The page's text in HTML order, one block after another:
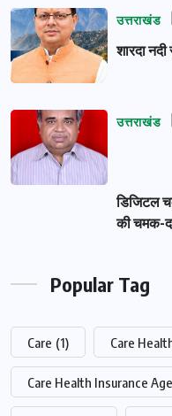
उत्तराखंड
शारदा
उत्तराखंड
डिजिटल
की चमक-
Popular Tag
Care (1) Care
Care Health Insurance